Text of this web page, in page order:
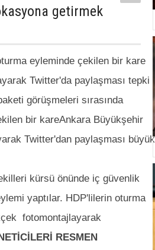
getirmek
eyleminde çekilen bir kare
Twitter'da paylaşması tepki
görüşmeleri sırasında
bir kareAnkaraBüyükşehir
Twitter'dan paylaşması
kürsü önünde iç güvenlik
yaptılar. HDP'lilerin oturma
fotomontajlayarak
RESMEN